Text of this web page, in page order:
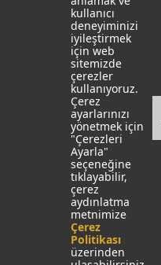
Kozyatağı, Kadıköy, İstanbul
T: +90 216 355 03 19
Sosyal Medya
kullanıcı
deneyiminizi
iyileştirmek
için web
sitemizde
çerezler
kullanıyoruz.
Çerez
ayarlarınızı
yönetmek için
"Çerezleri
Ayarla"
seçeneğine
tıklayabilir,
çerez
aydınlatma
metnimize
Çerez
Politikası
üzerinden